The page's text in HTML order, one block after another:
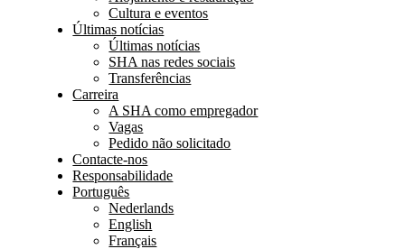
Cultura e eventos
Últimas notícias
Últimas notícias
SHA nas redes sociais
Transferências
Carreira
A SHA como empregador
Vagas
Pedido não solicitado
Contacte-nos
Responsabilidade
Português
Nederlands
English
Français